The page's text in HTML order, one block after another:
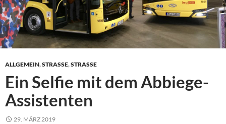
ALLGEMEIN,STRASSE,STRASSE
Ein Selfie mit dem Abbiege-
Assistenten
29. MÄRZ 2019